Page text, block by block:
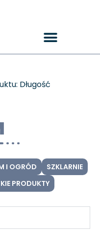
Długość
I OGRÓD
SZKLARNIE
PRODUKTY